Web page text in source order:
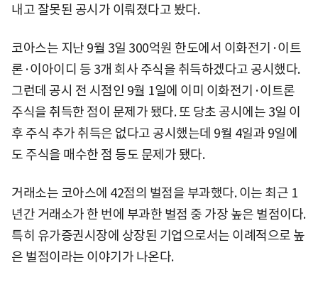
내고 잘못된 공시가 이뤄졌다고 봤다.
코아스는 지난 9월 3일 300억원 한도에서 이화전기·이트
론·이아이디 등 3개 회사 주식을 취득하겠다고 공시했다.
그런데 공시 전 시점인 9월 1일에 이미 이화전기·이트론
주식을 취득한 점이 문제가 됐다. 또 당초 공시에는 3일 이
후 주식 추가 취득은 없다고 공시했는데 9월 4일과 9일에
도 주식을 매수한 점 등도 문제가 됐다.
거래소는 코아스에 42점의 벌점을 부과했다. 이는 최근 1
년간 거래소가 한 번에 부과한 벌점 중 가장 높은 벌점이다.
특히 유가증권시장에 상장된 기업으로서는 이례적으로 높
은 벌점이라는 이야기가 나온다.